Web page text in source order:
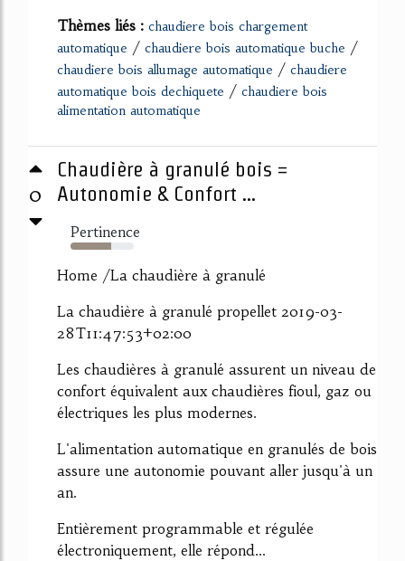
Thèmes liés : chaudiere bois chargement
automatique / chaudiere bois automatique buche /
chaudiere bois allumage automatique / chaudiere
automatique bois dechiquete / chaudiere bois
alimentation automatique
0
Chaudière à granulé bois =
Autonomie & Confort ...
Pertinence
64%
Home /La chaudière à granulé
La chaudière à granulé propellet 2019-03-
28T11:47:53+02:00
Les chaudières à granulé assurent un niveau de
confort équivalent aux chaudières fioul, gaz ou
électriques les plus modernes.
L'alimentation automatique en granulés de bois
assure une autonomie pouvant aller jusqu'à un
an.
Entièrement programmable et régulée
électroniquement, elle répond...